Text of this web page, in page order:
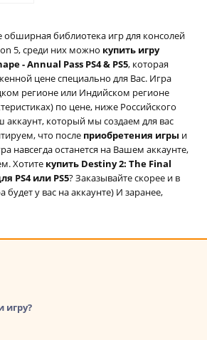
библиотека игр для консолей
5, среди них можно купить игру
- Annual Pass PS4 & PS5, которая
цене специально для Вас. Игра
регионе или Индийском регионе
по цене, ниже Российского
аккаунт, который мы создаем для вас
что после приобретения игры и
навсегда останется на Вашем аккаунте,
Хотите купить Destiny 2: The Final
PS4 или PS5? Заказывайте скорее и в
у вас на аккаунте) И заранее,
игру?